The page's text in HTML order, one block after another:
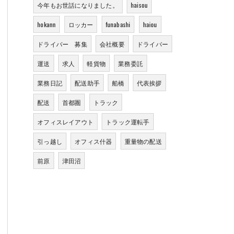
今年もお世話になりました。 haisou
hokann ロッカー funabashi haiou
ドライバー 募集 会社概要 ドライバー
運送 求人 軽貨物 業務委託
業務日記 配送助手 船橋 代表挨拶
配送 首都圏 トラック
オフィスレイアウト トラック運転手
引っ越し オフィス什器 重量物の配送
前原 津田沼